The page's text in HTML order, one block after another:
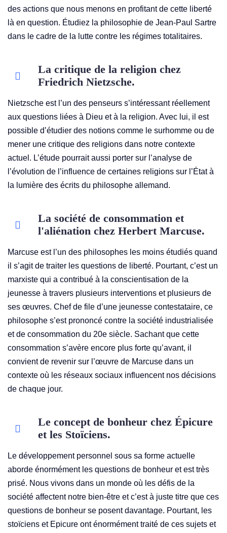
des actions que nous menons en profitant de cette liberté
là en question. Étudiez la philosophie de Jean-Paul Sartre
dans le cadre de la lutte contre les régimes totalitaires.
La critique de la religion chez
Friedrich Nietzsche.
Nietzsche est l’un des penseurs s’intéressant réellement
aux questions liées à Dieu et à la religion. Avec lui, il est
possible d’étudier des notions comme le surhomme ou de
mener une critique des religions dans notre contexte
actuel. L’étude pourrait aussi porter sur l’analyse de
l’évolution de l’influence de certaines religions sur l’État à
la lumière des écrits du philosophe allemand.
La société de consommation et
l'aliénation chez Herbert Marcuse.
Marcuse est l’un des philosophes les moins étudiés quand
il s’agit de traiter les questions de liberté. Pourtant, c’est un
marxiste qui a contribué à la conscientisation de la
jeunesse à travers plusieurs interventions et plusieurs de
ses œuvres. Chef de file d’une jeunesse contestataire, ce
philosophe s’est prononcé contre la société industrialisée
et de consommation du 20e siècle. Sachant que cette
consommation s’avère encore plus forte qu’avant, il
convient de revenir sur l’œuvre de Marcuse dans un
contexte où les réseaux sociaux influencent nos décisions
de chaque jour.
Le concept de bonheur chez Épicure
et les Stoïciens.
Le développement personnel sous sa forme actuelle
aborde énormément les questions de bonheur et est très
prisé. Nous vivons dans un monde où les défis de la
société affectent notre bien-être et c’est à juste titre que ces
questions de bonheur se posent davantage. Pourtant, les
stoïciens et Epicure ont énormément traité de ces sujets et